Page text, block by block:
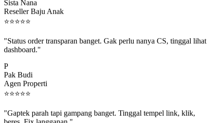
Reseller Baju Anak
⭐⭐⭐⭐⭐
dashboard."
Pak Budi
Agen Properti
⭐⭐⭐⭐⭐
beres. Fix langganan."